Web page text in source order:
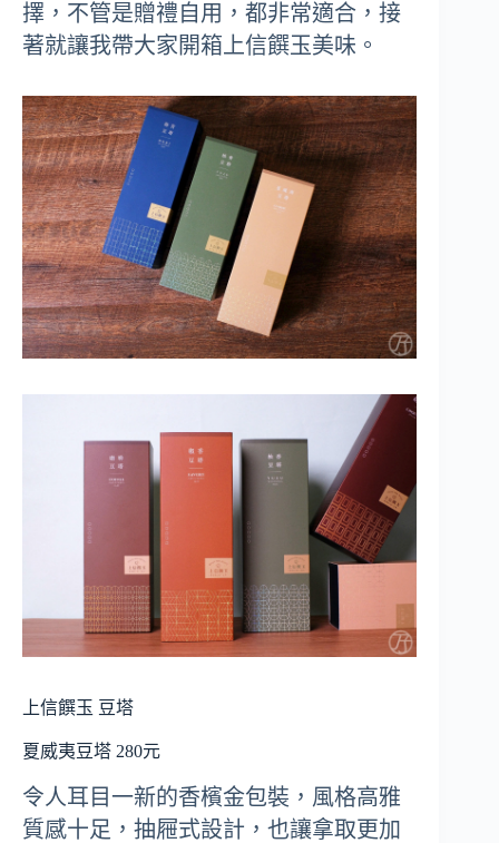
擇，不管是贈禮自用，都非常適合，接
著就讓我帶大家開箱上信饌玉美味。
上信饌玉 豆塔
夏威夷豆塔 280元
令人耳目一新的香檳金包裝，風格高雅
質感十足，抽屜式設計，也讓拿取更加